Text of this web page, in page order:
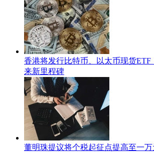
香港将发行比特币、以太币现货ETF
来新里程碑
董明珠提议将个税起征点提高至一万